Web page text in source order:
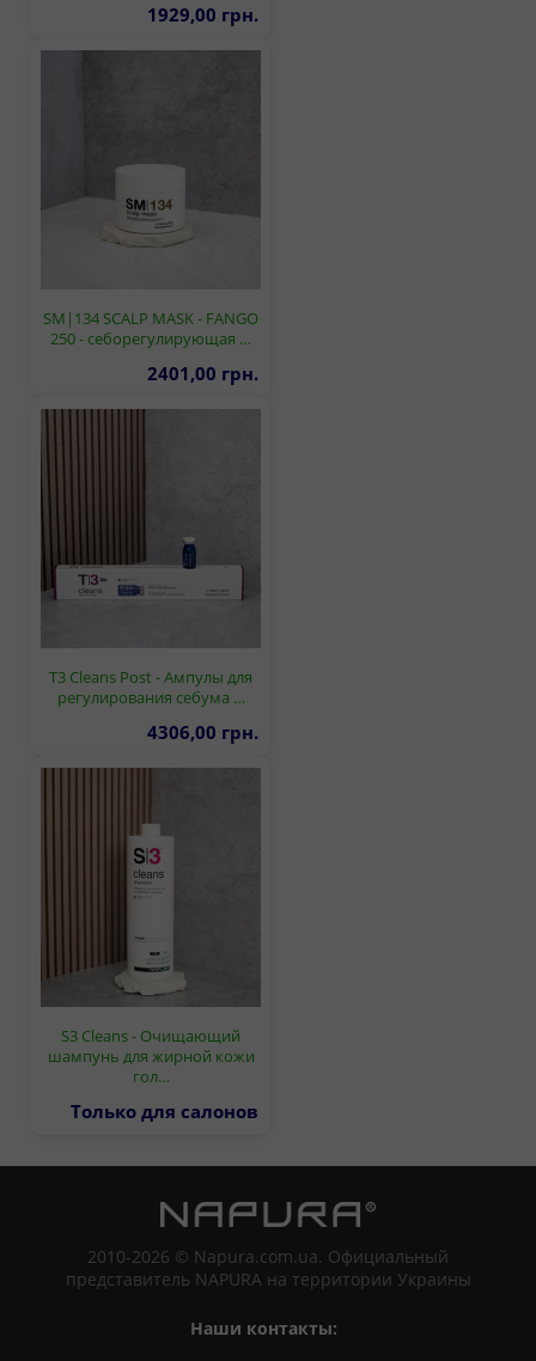
1929,00 грн.
SM|134 SCALP MASK - FANGO
250 - себорегулирующая …
2401,00 грн.
T3 Cleans Post - Ампулы для
регулирования себума …
4306,00 грн.
S3 Cleans - Очищающий
шампунь для жирной кожи
гол…
Только для салонов
2010-2026 © Napura.com.ua. Официальный
представитель NAPURA на территории Украины
Наши контакты: